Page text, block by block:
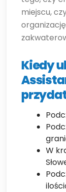
miejscu,
Kiedy
W